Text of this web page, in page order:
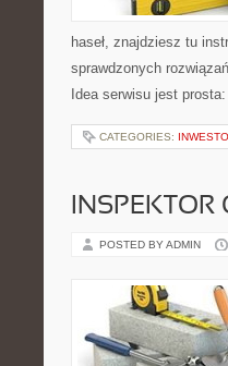
haseł, znajdziesz tu
sprawdzonych
Idea serwisu jest
CATEGORIES:
POSTED BY ADMIN